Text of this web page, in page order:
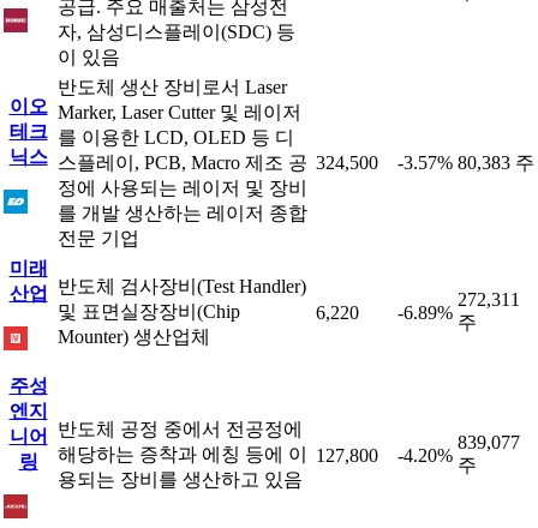
공급. 주요 매출처는 삼성전
자, 삼성디스플레이(SDC) 등
이 있음
이오
테크
닉스
반도체 생산 장비로서 Laser
Marker, Laser Cutter 및 레이저
를 이용한 LCD, OLED 등 디
스플레이, PCB, Macro 제조 공
정에 사용되는 레이저 및 장비
를 개발 생산하는 레이저 종합
전문 기업
324,500 -3.57% 80,383 주
미래
산업
반도체 검사장비(Test Handler)
및 표면실장장비(Chip
Mounter) 생산업체
6,220 -6.89%
272,311
주
주성
엔지
니어
링
반도체 공정 중에서 전공정에
해당하는 증착과 에칭 등에 이
용되는 장비를 생산하고 있음
127,800 -4.20%
839,077
주